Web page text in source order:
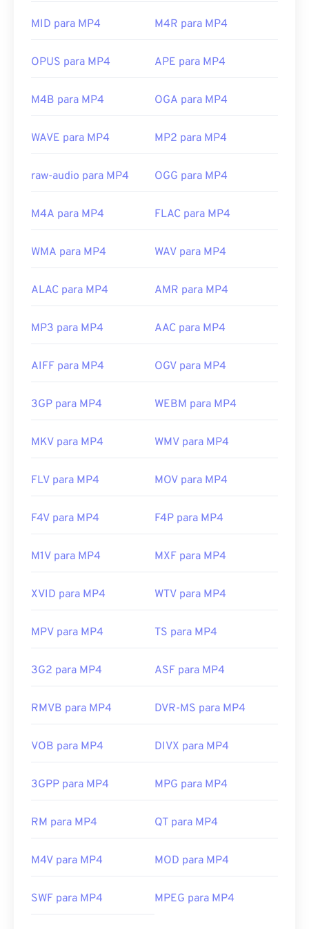
00 00 00
00 00 00
Em alguns dispositivos, principalmente celulares,
MP4 é um contêiner que contém vários tipos de
contêiner (um codec de áudio ou vídeo) não são
dispositivo. Para resolver esse problema,
Desenvolvido por: Moving Picture Experts Group
Norma:ISO/IEC 14496
Lançamento inicial:
1999
https://en.wikipedia.org/wiki/MPEG-4
4.html
MID para MP4 M4R para MP4
OPUS para MP4 APE para MP4
M4B para MP4 OGA para MP4
WAVE para MP4 MP2 para MP4
raw-audio para MP4 OGG para MP4
M4A para MP4 FLAC para MP4
WMA para MP4 WAV para MP4
ALAC para MP4 AMR para MP4
MP3 para MP4 AAC para MP4
AIFF para MP4 OGV para MP4
3GP para MP4 WEBM para MP4
MKV para MP4 WMV para MP4
FLV para MP4 MOV para MP4
F4V para MP4 F4P para MP4
M1V para MP4 MXF para MP4
XVID para MP4 WTV para MP4
MPV para MP4 TS para MP4
3G2 para MP4 ASF para MP4
RMVB para MP4 DVR-MS para MP4
VOB para MP4 DIVX para MP4
3GPP para MP4 MPG para MP4
RM para MP4 QT para MP4
M4V para MP4 MOD para MP4
SWF para MP4 MPEG para MP4